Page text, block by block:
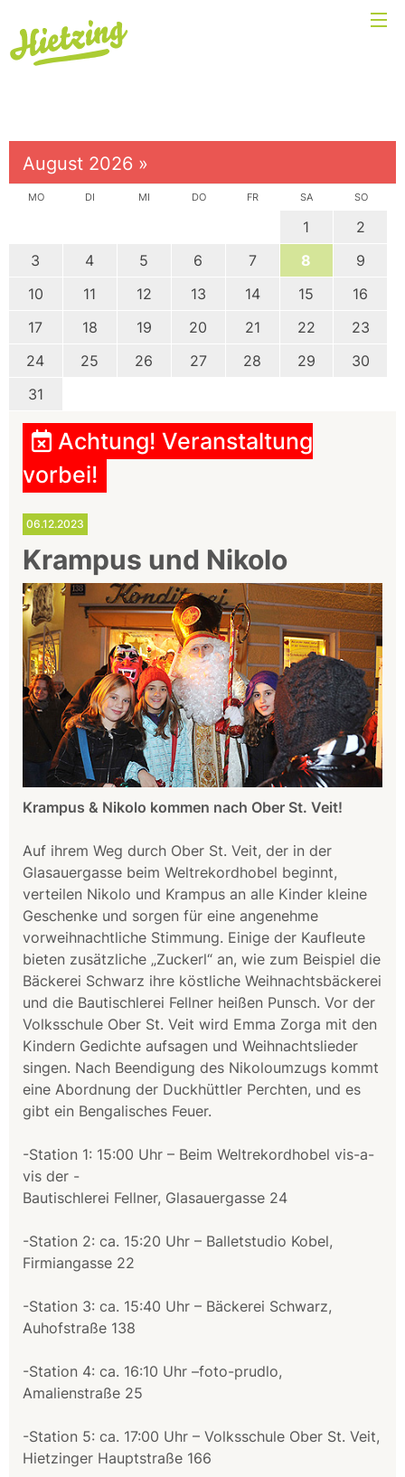
August 2026 »
MO DI MI DO FR SA SO
1
2
3
4 5 6 7 8
9
10
11 12 13 14 15
16
17
18 19 20 21 22
23
24
25 26 27 28 29
30
31
Achtung! Veranstaltung
vorbei!
06.12.2023
Krampus und Nikolo
Krampus & Nikolo kommen nach Ober St. Veit!
Auf ihrem Weg durch Ober St. Veit, der in der
Glasauergasse beim Weltrekordhobel beginnt,
verteilen Nikolo und Krampus an alle Kinder kleine
Geschenke und sorgen für eine angenehme
vorweihnachtliche Stimmung. Einige der Kaufleute
bieten zusätzliche „Zuckerl“ an, wie zum Beispiel die
Bäckerei Schwarz ihre köstliche Weihnachtsbäckerei
und die Bautischlerei Fellner heißen Punsch. Vor der
Volksschule Ober St. Veit wird Emma Zorga mit den
Kindern Gedichte aufsagen und Weihnachtslieder
singen. Nach Beendigung des Nikoloumzugs kommt
eine Abordnung der Duckhüttler Perchten, und es
gibt ein Bengalisches Feuer.
-Station 1: 15:00 Uhr – Beim Weltrekordhobel vis-a-
vis der -
Bautischlerei Fellner, Glasauergasse 24
-Station 2: ca. 15:20 Uhr – Balletstudio Kobel,
Firmiangasse 22
-Station 3: ca. 15:40 Uhr – Bäckerei Schwarz,
Auhofstraße 138
-Station 4: ca. 16:10 Uhr –foto-prudlo,
Amalienstraße 25
-Station 5: ca. 17:00 Uhr – Volksschule Ober St. Veit,
Hietzinger Hauptstraße 166